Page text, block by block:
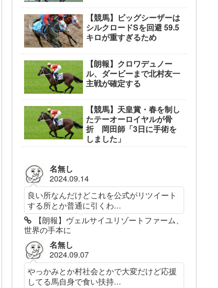
【競馬】ビッグシーザーは
シルクロードSを回避 59.5
キロが重すぎるため
【朗報】クロワデュノー
ル、ダービーまで北村友一
主戦が確定する
【競馬】天皇賞・春を制し
たテーオーロイヤルが骨
折 岡田師「3日に手術を
しました」
名無し
2024.09.14
良い所なんだけどこれを公式がリツイート
する所とか普通に引くわ...
【朗報】ヴェルサイユリゾートファーム、
世界の手本に
名無し
2024.09.07
やっかみとか村社会とかで大変だけど応援
してる馬自身で食い扶持...